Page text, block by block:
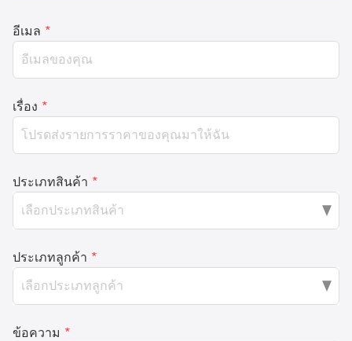
อีเมล *
เรื่อง *
ประเภทสินค้า *
ประเภทลูกค้า *
ข้อความ *